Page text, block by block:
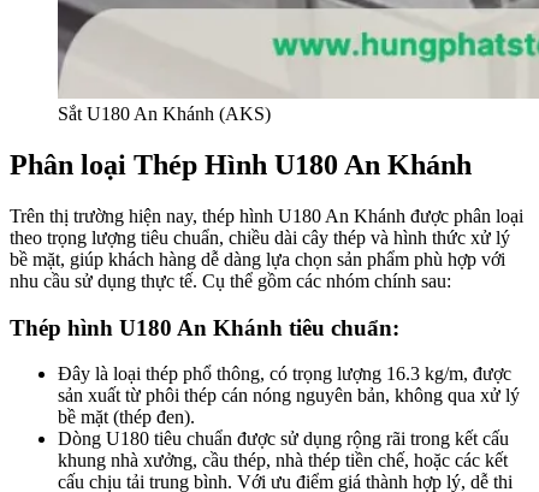
Sắt U180 An Khánh (AKS)
Phân loại Thép Hình U180 An Khánh
Trên thị trường hiện nay, thép hình U180 An Khánh được phân loại
theo trọng lượng tiêu chuẩn, chiều dài cây thép và hình thức xử lý
bề mặt, giúp khách hàng dễ dàng lựa chọn sản phẩm phù hợp với
nhu cầu sử dụng thực tế. Cụ thể gồm các nhóm chính sau:
Thép hình U180 An Khánh tiêu chuẩn:
Đây là loại thép phổ thông, có trọng lượng 16.3 kg/m, được
sản xuất từ phôi thép cán nóng nguyên bản, không qua xử lý
bề mặt (thép đen).
Dòng U180 tiêu chuẩn được sử dụng rộng rãi trong kết cấu
khung nhà xưởng, cầu thép, nhà thép tiền chế, hoặc các kết
cấu chịu tải trung bình. Với ưu điểm giá thành hợp lý, dễ thi